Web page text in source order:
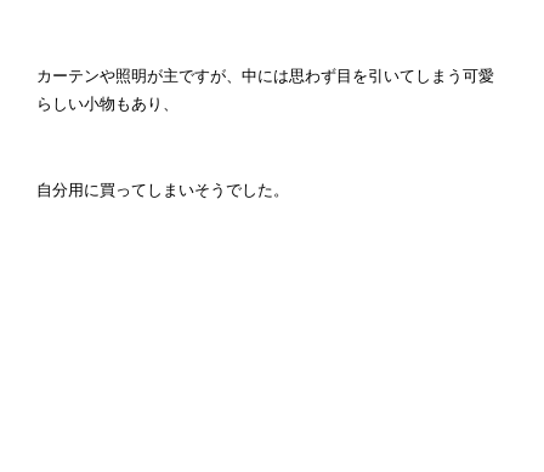
カーテンや照明が主ですが、中には思わず目を引いてしまう可愛
らしい小物もあり、
自分用に買ってしまいそうでした。